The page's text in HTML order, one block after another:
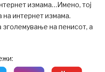
измама…Имено, тој
интернет измама.
зголемување на пенисот, а